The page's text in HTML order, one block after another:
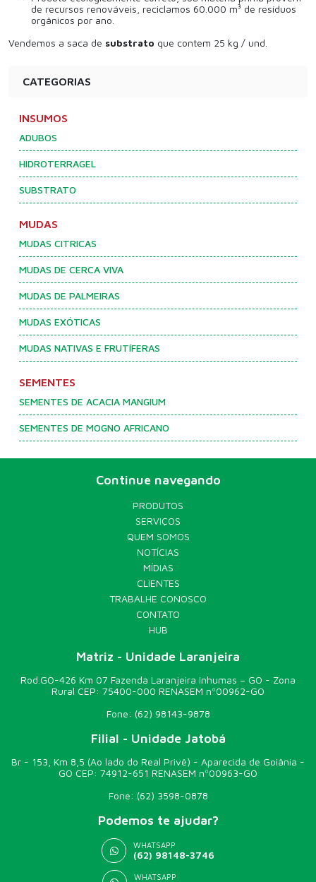
CATEGORIAS
INSUMOS
ADUBOS
HIDROTERRAGEL
SUBSTRATO
MUDAS
MUDAS CITRICAS
MUDAS DE CERCA VIVA
MUDAS DE PALMEIRAS
MUDAS EXÓTICAS
MUDAS NATIVAS E FRUTÍFERAS
SEMENTES
SEMENTES DE ACACIA MANGIUM
SEMENTES DE MOGNO AFRICANO
de recursos renováveis, reciclamos 60.000 m³ de resíduos
orgânicos por ano.
Vendemos a saca de substrato que contem 25 kg / und.
Continue navegando
PRODUTOS
SERVIÇOS
QUEM SOMOS
NOTÍCIAS
MÍDIAS
CLIENTES
TRABALHE CONOSCO
CONTATO
HUB
Matriz - Unidade Laranjeira
Rod.GO-426 Km 07 Fazenda Laranjeira Inhumas – GO - Zona
Rural CEP: 75400-000 RENASEM nº00962-GO
Fone: (62) 98143-9878
Filial - Unidade Jatobá
Br - 153, Km 8,5 (Ao lado do Real Privê) - Aparecida de Goiânia -
GO CEP: 74912-651 RENASEM nº00963-GO
Fone: (62) 3598-0878
Podemos te ajudar?
WHATSAPP
(62) 98148-3746
WHATSAPP